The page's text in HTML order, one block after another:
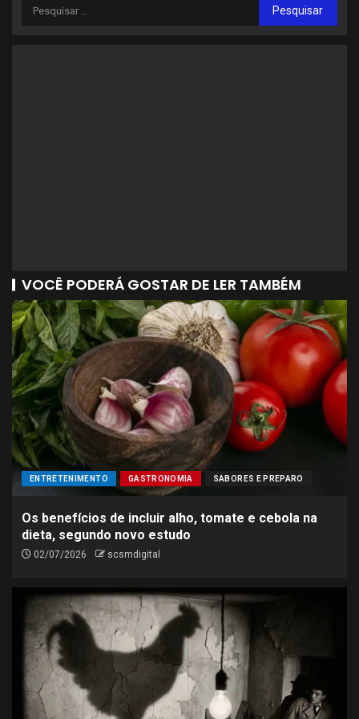
VOCÊ PODERÁ GOSTAR DE LER TAMBÉM
ENTRETENIMENTO GASTRONOMIA SABORES E PREPARO
Os benefícios de incluir alho, tomate e cebola na
dieta, segundo novo estudo
02/07/2026 scsmdigital